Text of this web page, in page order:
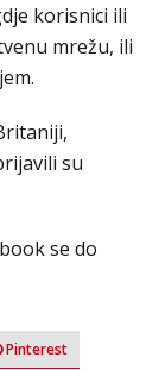
korisnici ili
mrežu, ili
su
se do
Pinterest